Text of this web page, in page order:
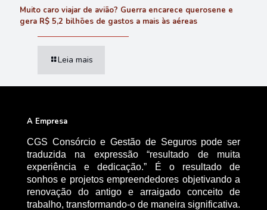
Muito caro viajar de avião? Guerra encarece querosene e
gera R$ 5,2 bilhões de gastos a mais às aéreas
Leia mais
A Empresa
CGS Consórcio e Gestão de Seguros pode ser
traduzida na expressão “resultado de muita
experiência e dedicação.” É o resultado de
sonhos e projetos empreendedores objetivando a
renovação do antigo e arraigado conceito de
trabalho, transformando-o de maneira significativa.